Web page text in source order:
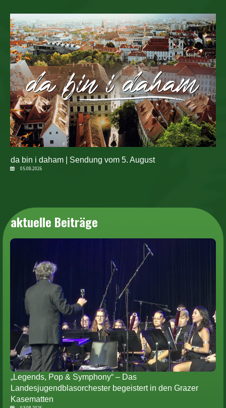
da bin i daham | Sendung vom 5. August
05.08.2026
aktuelle Beiträge
„Legends, Pop & Symphony“ – Das
Landesjugendblasorchester begeistert in den Grazer
Kasematten